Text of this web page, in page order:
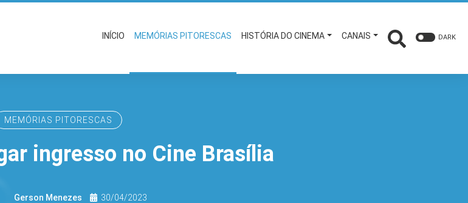
INÍCIO MEMÓRIAS PITORESCAS HISTÓRIA DO CINEMA CANAIS DARK
MEMÓRIAS PITORESCAS
ingresso no Cine Brasília
Gerson Menezes 30/04/2023